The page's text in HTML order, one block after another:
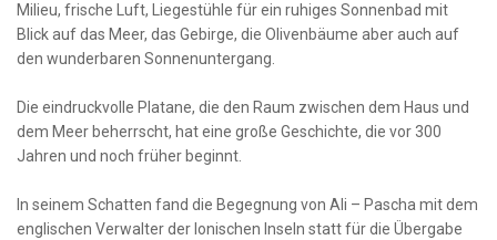
Milieu, frische Luft, Liegestühle für ein ruhiges Sonnenbad mit
Blick auf das Meer, das Gebirge, die Olivenbäume aber auch auf
den wunderbaren Sonnenuntergang.
Die eindruckvolle Platane, die den Raum zwischen dem Haus und
dem Meer beherrscht, hat eine große Geschichte, die vor 300
Jahren und noch früher beginnt.
In seinem Schatten fand die Begegnung von Ali – Pascha mit dem
englischen Verwalter der Ionischen Inseln statt für die Übergabe